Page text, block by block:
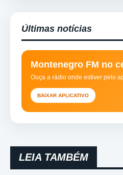
Últimas notícias
Montenegro FM no
Ouça a rádio onde estiver pelo
BAIXAR APLICATIVO
LEIA TAMBÉM